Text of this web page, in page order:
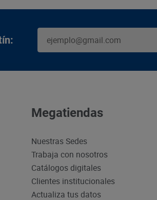
Megatiendas
Nuestras Sedes
Trabaja con nosotros
Catálogos digitales
Clientes institucionales
Actualiza tus datos